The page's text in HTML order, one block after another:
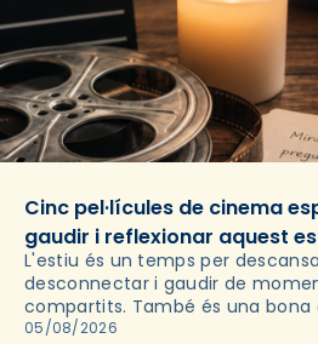
Cinc pel·lícules de cinema
gaudir i reflexionar aquest
L'estiu és un temps per
desconnectar i gaudir de
compartits. També és una bona
deixar-se portar per una bona
05/08/2026